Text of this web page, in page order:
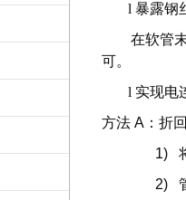
l 暴露钢
在软管
可。
l 实现电
方法 A ：折
1)
2)